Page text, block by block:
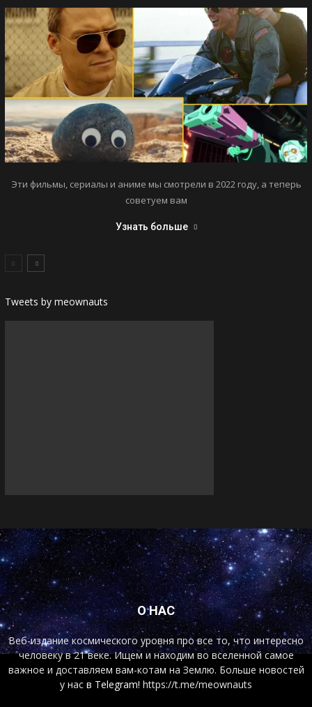
Эти фильмы, сериалы и аниме мы смотрели в 2022 году, а теперь
советуем вам
Узнать больше
Tweets by meownauts
О НАС
Веб-издание космического уровня про все то, что интересно
человеку в 21 веке. Ищем и находим во вселенной самое
важное и доставляем вам-котам на Землю. Больше новостей
у нас в Telegram! https://t.me/meownauts